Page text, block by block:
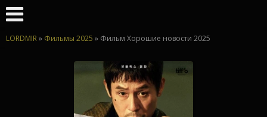
LORDMIR» Фильмы 2025 » Фильм Хорошие новости 2025